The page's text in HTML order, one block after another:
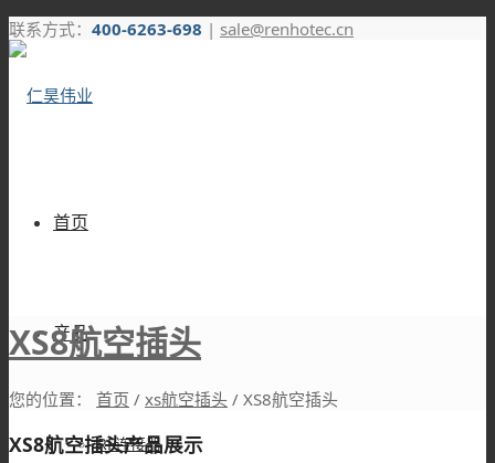
联系方式： 400-6263-698 | sale@renhotec.cn
首页
产品
RF连接器
XS8航空插头
您的位置： 首页 / xs航空插头 / XS8航空插头
XS8航空插头产品展示